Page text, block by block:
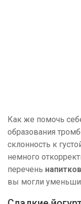
Как же помочь
образования
склонность к
немного
перечень
вы могли